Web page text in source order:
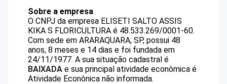
Sobre a empresa
O CNPJ da empresa ELISETI SALTO ASSIS
KIKA S FLORICULTURA é 48.533.269/0001-60.
Com sede em ARARAQUARA, SP, possui 48
anos, 8 meses e 14 dias e foi fundada em
24/11/1977. A sua situação cadastral é
BAIXADA e sua principal atividade econômica é
Atividade Econônica não informada.